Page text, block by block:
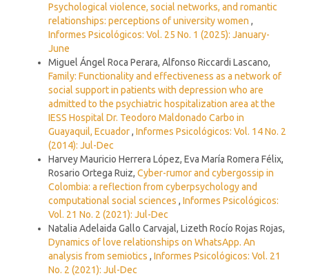
Psychological violence, social networks, and romantic
relationships: perceptions of university women ,
Informes Psicológicos: Vol. 25 No. 1 (2025): January-
June
Miguel Ángel Roca Perara, Alfonso Riccardi Lascano,
Family: Functionality and effectiveness as a network of
social support in patients with depression who are
admitted to the psychiatric hospitalization area at the
IESS Hospital Dr. Teodoro Maldonado Carbo in
Guayaquil, Ecuador, Informes Psicológicos: Vol. 14 No. 2
(2014): Jul-Dec
Harvey Mauricio Herrera López, Eva María Romera Félix,
Rosario Ortega Ruiz, Cyber-rumor and cybergossip in
Colombia: a reflection from cyberpsychology and
computational social sciences , Informes Psicológicos:
Vol. 21 No. 2 (2021): Jul-Dec
Natalia Adelaida Gallo Carvajal, Lizeth Rocío Rojas Rojas,
Dynamics of love relationships on WhatsApp. An
analysis from semiotics , Informes Psicológicos: Vol. 21
No. 2 (2021): Jul-Dec